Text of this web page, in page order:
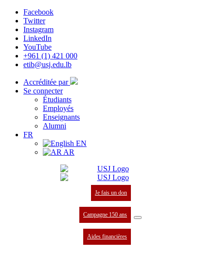
Facebook
Twitter
Instagram
LinkedIn
YouTube
+961 (1) 421 000
etib@usj.edu.lb
Accréditée par
Se connecter
Étudiants
Employés
Enseignants
Alumni
FR
EN
AR
Je fais un don
Campagne 150 ans
Aides financières